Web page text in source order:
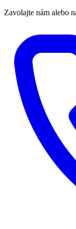
Zavolajte nám alebo